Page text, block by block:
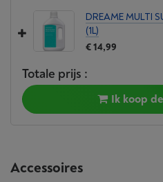
DREAME MULTI
(1L)
€ 14,99
Totale prijs :
Ik koop
Accessoires